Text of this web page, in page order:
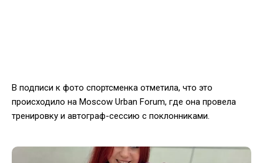
В подписи к фото спортсменка отметила, что это
происходило на Moscow Urban Forum, где она провела
тренировку и автограф-сессию с поклонниками.